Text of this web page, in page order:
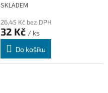
SKLADEM
26,45 Kč bez DPH
32 Kč / ks
Do košíku